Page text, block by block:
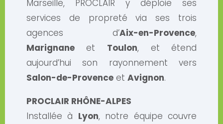
Marseille, PROCLAIR y déploie ses
services de propreté via ses trois
agences d’Aix-en-Provence,
Marignaneet Toulon, et étend
aujourd’hui son rayonnement vers
Salon-de-Provenceet Avignon.
PROCLAIR RHÔNE-ALPES
Installée à Lyon, notre équipe couvre